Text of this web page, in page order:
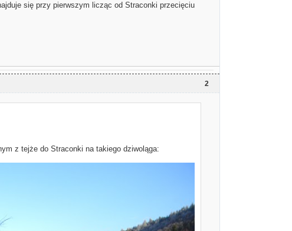
się przy pierwszym licząc od Straconki przecięciu
2
z tejże do Straconki na takiego dziwoląga: